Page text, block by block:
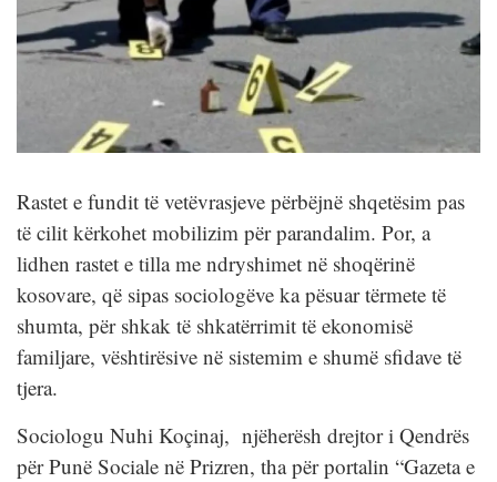
Rastet e fundit të vetëvrasjeve përbëjnë shqetësim pas
të cilit kërkohet mobilizim për parandalim. Por, a
lidhen rastet e tilla me ndryshimet në shoqërinë
kosovare, që sipas sociologëve ka pësuar tërmete të
shumta, për shkak të shkatërrimit të ekonomisë
familjare, vështirësive në sistemim e shumë sfidave të
tjera.
Sociologu Nuhi Koçinaj, njëherësh drejtor i Qendrës
për Punë Sociale në Prizren, tha për portalin “Gazeta e